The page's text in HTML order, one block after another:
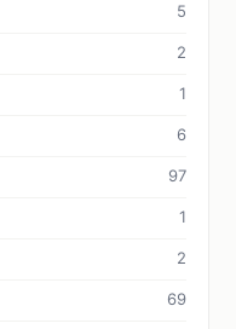
5
2
1
6
97
1
2
69